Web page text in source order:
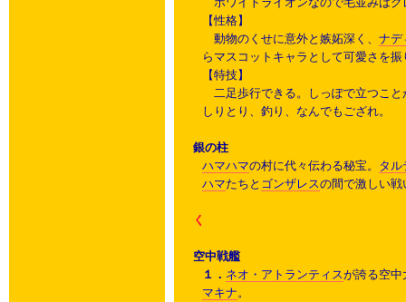
【性格】
動物のくせに意外と嫉妬深く、 ナデ
らマスコットキャラとして可愛さを
【特技】
二足歩行できる。しっぽで立つこと
しりとり、釣り、なんでもござれ。
銀の柱
ハマハマの村に代々伝わる秘宝。 タル
ハマたちと ゴンザレスの間で激しい
く
空中戦艦
１． ネオ・アトランティスが誇る空中
マキナ。